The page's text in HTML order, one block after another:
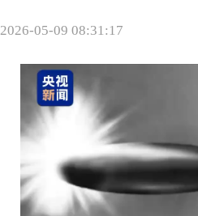
05-09 08:31:17